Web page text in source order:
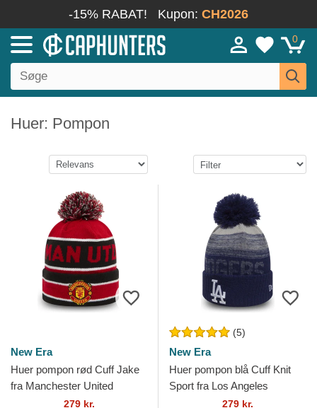
-15% RABAT! Kupon: CH2026
0
Huer: Pompon
New Era
Huer pompon rød Cuff Jake
fra Manchester United
Football Club Premier League
279 kr.
(5)
New Era
Huer pompon blå Cuff Knit
Sport fra Los Angeles
Dodgers MLB af New Era
279 kr.